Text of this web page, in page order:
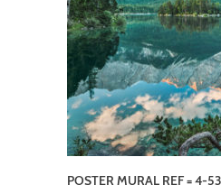
POSTER MURAL REF = 4-